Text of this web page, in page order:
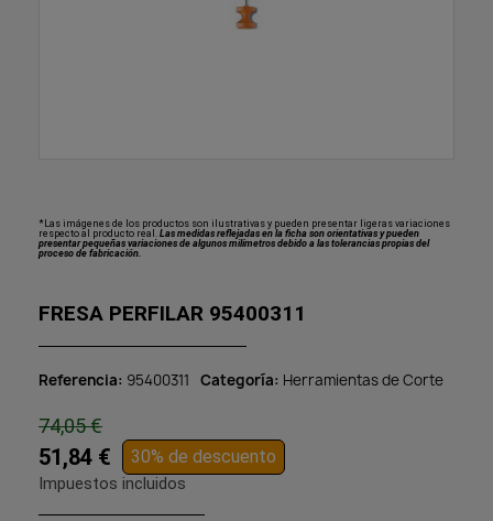
*Las imágenes de los productos son ilustrativas y pueden presentar ligeras variaciones
respecto al producto real. Las medidas reflejadas en la ficha son orientativas y pueden
presentar pequeñas variaciones de algunos milímetros debido a las tolerancias propias del
proceso de fabricación.
FRESA PERFILAR 95400311
Referencia 95400311 Categoría Herramientas de Corte
74,05 €
51,84 € 30% de descuento
Impuestos incluidos